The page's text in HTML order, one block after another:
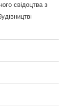
свідоцтва з